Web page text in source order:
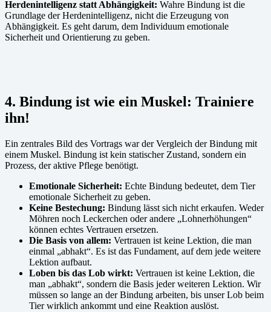
Herdenintelligenz statt Abhängigkeit: Wahre Bindung ist die
Grundlage der Herdenintelligenz, nicht die Erzeugung von
Abhängigkeit. Es geht darum, dem Individuum emotionale
Sicherheit und Orientierung zu geben.
4. Bindung ist wie ein Muskel: Trainiere
ihn!
Ein zentrales Bild des Vortrags war der Vergleich der Bindung mit
einem Muskel. Bindung ist kein statischer Zustand, sondern ein
Prozess, der aktive Pflege benötigt.
Emotionale Sicherheit: Echte Bindung bedeutet, dem Tier
emotionale Sicherheit zu geben.
Keine Bestechung: Bindung lässt sich nicht erkaufen. Weder
Möhren noch Leckerchen oder andere „Lohnerhöhungen“
können echtes Vertrauen ersetzen.
Die Basis von allem: Vertrauen ist keine Lektion, die man
einmal „abhakt“. Es ist das Fundament, auf dem jede weitere
Lektion aufbaut.
Loben bis das Lob wirkt: Vertrauen ist keine Lektion, die
man „abhakt“, sondern die Basis jeder weiteren Lektion. Wir
müssen so lange an der Bindung arbeiten, bis unser Lob beim
Tier wirklich ankommt und eine Reaktion auslöst.